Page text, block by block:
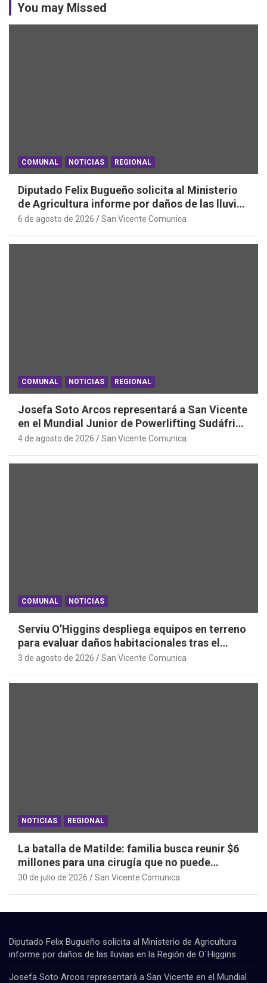
You may Missed
COMUNAL NOTICIAS REGIONAL
Diputado Felix Bugueño solicita al Ministerio
de Agricultura informe por daños de las lluvias
en la Región de O´Higgins
6 de agosto de 2026 San Vicente Comunica
COMUNAL NOTICIAS REGIONAL
Josefa Soto Arcos representará a San Vicente
en el Mundial Junior de Powerlifting Sudáfrica
2026
4 de agosto de 2026 San Vicente Comunica
COMUNAL NOTICIAS
Serviu O’Higgins despliega equipos en terreno
para evaluar daños habitacionales tras el
Sistema Frontal
3 de agosto de 2026 San Vicente Comunica
NOTICIAS REGIONAL
La batalla de Matilde: familia busca reunir $6
millones para una cirugía que no puede
esperar
30 de julio de 2026 San Vicente Comunica
Diputado Felix Bugueño solicita al Ministerio de Agricultura
informe por daños de las lluvias en la Región de O´Higgins
Josefa Soto Arcos representará a San Vicente en el Mundial